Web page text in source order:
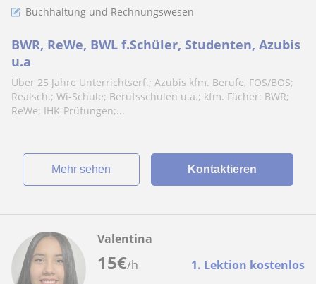
Buchhaltung und Rechnungswesen
BWR, ReWe, BWL f.Schüler, Studenten, Azubis
u.a
Über 25 Jahre Unterrichtserf.; Azubis kfm. Berufe, FOS/BOS;
Realsch.; Wi-Schule; Berufsschulen u.a.; kfm. Fächer: BWR;
ReWe; IHK-Prüfungen;...
Mehr sehen Kontaktieren
15€/h 1. Lektion kostenlos
Valentina